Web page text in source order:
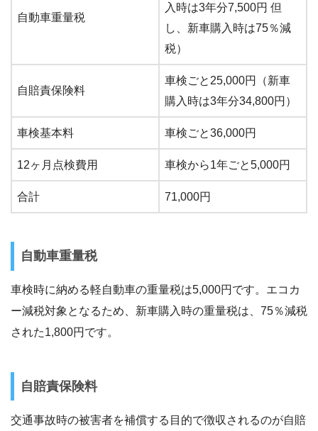
自動車重量税
入時は3年分7,500円 但
し、新車購入時は75％減
税）
自賠責保険料
車検ごと25,000円（新車
購入時は3年分34,800円）
車検基本料 車検ごと36,000円
12ヶ月点検費用 車検から1年ごと5,000円
合計 71,000円
自動車重量税
車検時に納める軽自動車の重量税は5,000円です。エコカ
ー減税対象となるため、新車購入時の重量税は、75％減税
された1,800円です。
自賠責保険料
交通事故時の被害者を補償する目的で徴収されるのが自賠